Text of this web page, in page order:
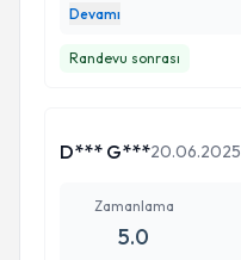
Ameliyat fobisi
Devamı
Randevu sonrası
D*** G***20.06.2025
Zamanlama
5.0